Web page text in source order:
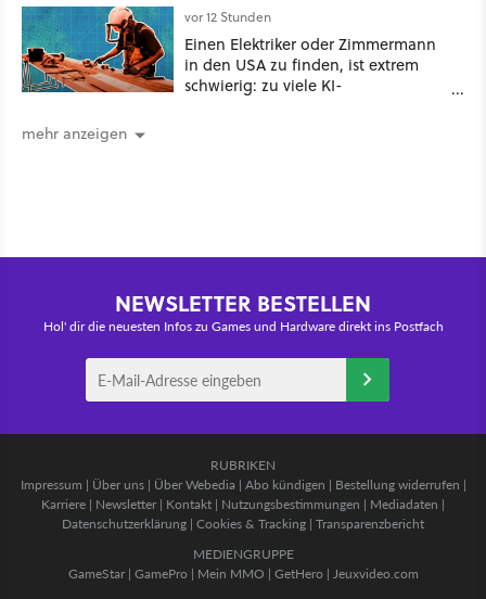
vor 12 Stunden
Einen Elektriker oder Zimmermann
in den USA zu finden, ist extrem
schwierig: zu viele KI-
mehr anzeigen
NEWSLETTER BESTELLEN
Hol' dir die neuesten Infos zu Games und Hardware direkt ins Postfach
RUBRIKEN
Impressum | Über uns| Über Webedia | Abo kündigen | Bestellung widerrufen |
Karriere | Newsletter | Kontakt | Nutzungsbestimmungen | Mediadaten |
Datenschutzerklärung | Cookies & Tracking | Transparenzbericht
MEDIENGRUPPE
GameStar| GamePro | Mein MMO | GetHero | Jeuxvideo.com